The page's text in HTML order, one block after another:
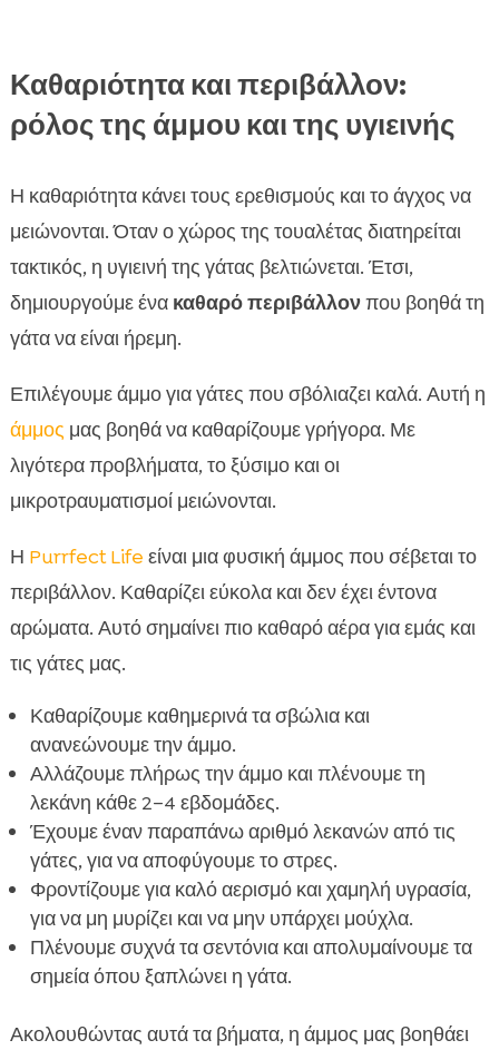
Καθαριότητα και περιβάλλον:
ρόλος της άμμου και της υγιεινής
Η καθαριότητα κάνει τους ερεθισμούς και το άγχος να
μειώνονται. Όταν ο χώρος της τουαλέτας διατηρείται
τακτικός, η υγιεινή της γάτας βελτιώνεται. Έτσι,
δημιουργούμε ένα καθαρό περιβάλλονπου βοηθά τη
γάτα να είναι ήρεμη.
Επιλέγουμε άμμο για γάτες που σβόλιαζει καλά. Αυτή η
άμμος μας βοηθά να καθαρίζουμε γρήγορα. Με
λιγότερα προβλήματα, το ξύσιμο και οι
μικροτραυματισμοί μειώνονται.
Η Purrfect Life είναι μια φυσική άμμος που σέβεται το
περιβάλλον. Καθαρίζει εύκολα και δεν έχει έντονα
αρώματα. Αυτό σημαίνει πιο καθαρό αέρα για εμάς και
τις γάτες μας.
Καθαρίζουμε καθημερινά τα σβώλια και
ανανεώνουμε την άμμο.
Αλλάζουμε πλήρως την άμμο και πλένουμε τη
λεκάνη κάθε 2–4 εβδομάδες.
Έχουμε έναν παραπάνω αριθμό λεκανών από τις
γάτες, για να αποφύγουμε το στρες.
Φροντίζουμε για καλό αερισμό και χαμηλή υγρασία,
για να μη μυρίζει και να μην υπάρχει μούχλα.
Πλένουμε συχνά τα σεντόνια και απολυμαίνουμε τα
σημεία όπου ξαπλώνει η γάτα.
Ακολουθώντας αυτά τα βήματα, η άμμος μας βοηθάει